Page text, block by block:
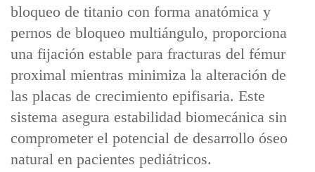
bloqueo de titanio con forma anatómica‌ y
‌pernos de bloqueo multiángulo‌, proporciona
una fijación estable para ‌fracturas del fémur
proximal‌ mientras minimiza la alteración de
las ‌placas de crecimiento epifisaria‌. Este
sistema asegura estabilidad biomecánica sin
comprometer el potencial de desarrollo óseo
natural en pacientes pediátricos.